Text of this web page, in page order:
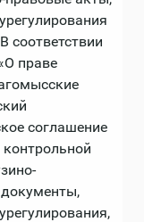
соответствии
праве
соглашение
документы,